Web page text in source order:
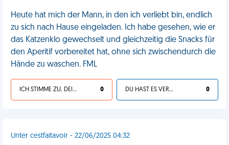
Heute hat mich der Mann, in den ich verliebt bin, endlich
zu sich nach Hause eingeladen. Ich habe gesehen, wie er
das Katzenklo gewechselt und gleichzeitig die Snacks für
den Aperitif vorbereitet hat, ohne sich zwischendurch die
Hände zu waschen. FML
ICH STIMME ZU, DEIN LEBEN IST SCHEISSE 0 DU HAST ES VERDIENT 0
Unter cestfaitavoir - 22/06/2025 04:32